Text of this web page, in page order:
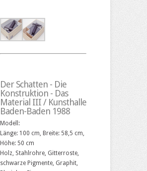
Der Schatten - Die
Konstruktion - Das
Material III / Kunsthalle
Baden-Baden 1988
Modell:
Länge: 100 cm, Breite: 58,5 cm,
Höhe: 50 cm
Holz, Stahlrohre, Gitterroste,
schwarze Pigmente, Graphit,